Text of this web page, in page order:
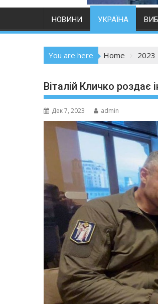
НОВИНИ УКРАЇНА
You are here Home 2023
Віталій Кличко роздає
Дек 7, 2023 admin